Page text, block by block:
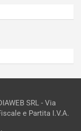
SRL - Via
e Partita I.V.A.